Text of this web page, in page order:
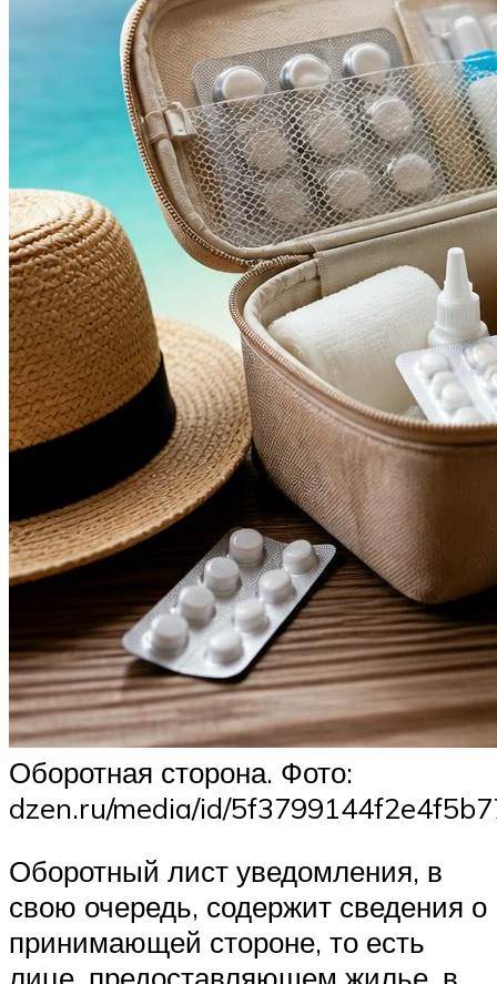
Оборотная сторона. Фото:
dzen.ru/media/id/
Оборотный лист уведомления, в
свою очередь, содержит сведения о
принимающей стороне, то есть